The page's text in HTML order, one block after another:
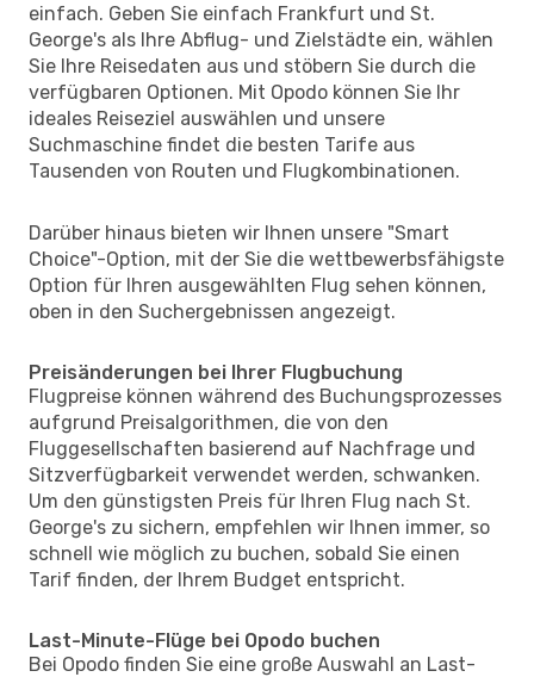
einfach. Geben Sie einfach Frankfurt und St.
George's als Ihre Abflug- und Zielstädte ein, wählen
Sie Ihre Reisedaten aus und stöbern Sie durch die
verfügbaren Optionen. Mit Opodo können Sie Ihr
ideales Reiseziel auswählen und unsere
Suchmaschine findet die besten Tarife aus
Tausenden von Routen und Flugkombinationen.
Darüber hinaus bieten wir Ihnen unsere "Smart
Choice"-Option, mit der Sie die wettbewerbsfähigste
Option für Ihren ausgewählten Flug sehen können,
oben in den Suchergebnissen angezeigt.
Preisänderungen bei Ihrer Flugbuchung
Flugpreise können während des Buchungsprozesses
aufgrund Preisalgorithmen, die von den
Fluggesellschaften basierend auf Nachfrage und
Sitzverfügbarkeit verwendet werden, schwanken.
Um den günstigsten Preis für Ihren Flug nach St.
George's zu sichern, empfehlen wir Ihnen immer, so
schnell wie möglich zu buchen, sobald Sie einen
Tarif finden, der Ihrem Budget entspricht.
Last-Minute-Flüge bei Opodo buchen
Bei Opodo finden Sie eine große Auswahl an Last-